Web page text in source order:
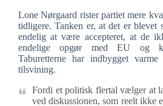
Lone Nørgaard rister partiet mere
tidligere. Tanken er, at det er blevet
endelig at være accepteret, at de
endelige opgør med EU og
Taburetterne har indbygget
tilsvining.
Fordi et politisk flertal vælger at
ved diskussionen, som reelt ikke